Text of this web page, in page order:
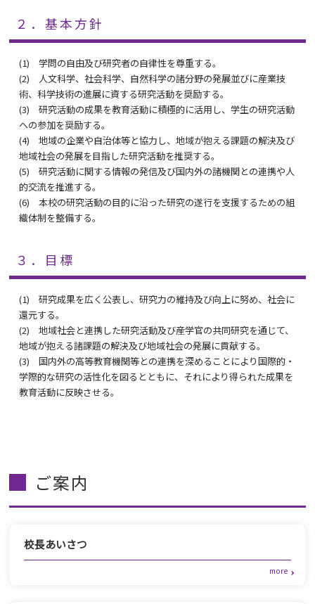
２．基本方針
(1) 学問の自由及び研究者の自律性を尊重する。
(2) 人文科学、社会科学、自然科学の諸分野の発展並びに産業技
術、科学技術の進展に資する研究活動を奨励する。
(3) 研究活動の成果を教育活動に積極的に活用し、学生の研究活動
への参加を奨励する。
(4) 地域の企業や自治体等と協力し、地域が抱える課題の解決及び
地域社会の発展を目指した研究活動を推奨する。
(5) 研究活動に関する情報の発信及び国内外の諸機関との連携や人
的交流を推進する。
(6) 本校の研究活動の目的に沿った研究の遂行を支援するための組
織体制を整備する。
３．目標
(1) 研究成果を広く公表し、研究力の維持及び向上に努め、社会に
還元する。
(2) 地域社会と連携した研究活動及び産学官の共同研究を通じて、
地域が抱える諸課題の解決及び地域社会の発展に貢献する。
(3) 国内外の高等教育機関等との連携を深めることにより国際的・
学際的な研究の活性化を図るとともに、それにより得られた成果を
教育活動に反映させる。
ご案内
校長あいさつ